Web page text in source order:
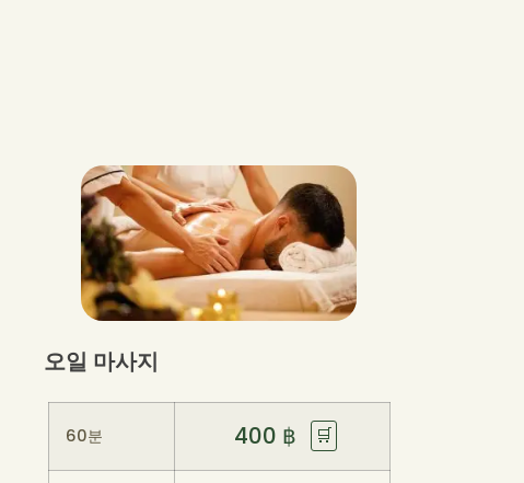
오일 마사지
60분 400 ฿ 🛒